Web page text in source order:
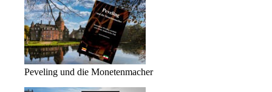
Peveling und die Monetenmacher